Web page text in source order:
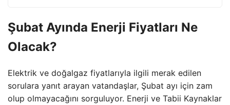
Şubat Ayında Enerji Fiyatları Ne
Olacak?
Elektrik ve doğalgaz fiyatlarıyla ilgili merak edilen
sorulara yanıt arayan vatandaşlar, Şubat ayı için zam
olup olmayacağını sorguluyor. Enerji ve Tabii Kaynaklar